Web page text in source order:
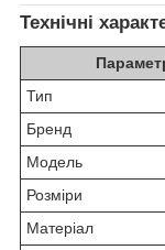
Технічні
Тип
Бренд
Модель
Розміри
Матеріал